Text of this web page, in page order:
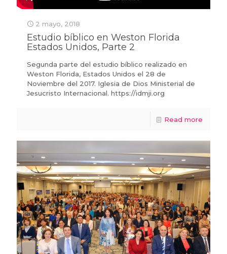
2 mayo, 2018
Estudio bíblico en Weston Florida
Estados Unidos, Parte 2
Segunda parte del estudio bíblico realizado en
Weston Florida, Estados Unidos el 28 de
Noviembre del 2017. Iglesia de Dios Ministerial de
Jesucristo Internacional. https://idmji.org
Read more